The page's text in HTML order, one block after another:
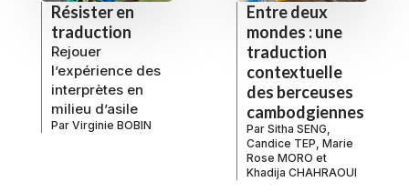
Résister en
traduction
Rejouer
l’expérience des
interprètes en
milieu d’asile
Par Virginie BOBIN
Entre deux
mondes : une
traduction
contextuelle
des berceuses
cambodgiennes
Par Sitha SENG
Candice TEP Marie
Rose MORO et
Khadija CHAHRAOUI